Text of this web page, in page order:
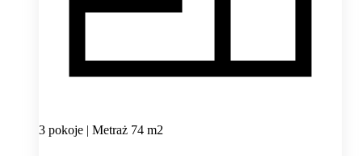
3 pokoje | Metraż 74 m2